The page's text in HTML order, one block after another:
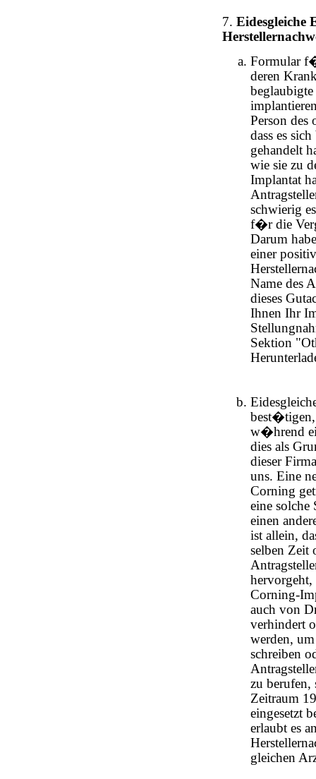
7.
Formular
deren
Person des
dass es
gehandelt
wie sie zu
Implantat
schwierig
f�r die
Darum
einer
Name des
dieses
Ihnen Ihr
Sektion
best�tigen,
w�hrend
dies als
dieser
uns. Eine
Corning
eine
einen
ist allein,
selben Zeit
Corning-
auch von
verhindert
werden,
schreiben
zu berufen,
Zeitraum
eingesetzt
erlaubt es
gleichen